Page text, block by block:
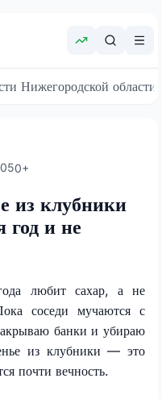
Нижегородской области
0+
из клубники
год и не
любит сахар, а не
соседи мучаются с
банки и убираю
из клубники — это
почти вечность.